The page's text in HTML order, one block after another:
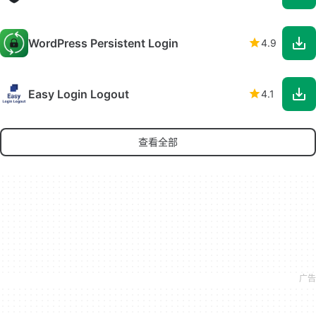
WordPress Persistent Login 4.9
Easy Login Logout 4.1
查看全部